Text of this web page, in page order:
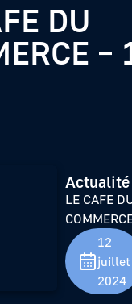
DU
–
Actualité
LE CAFE
12
juillet
2024